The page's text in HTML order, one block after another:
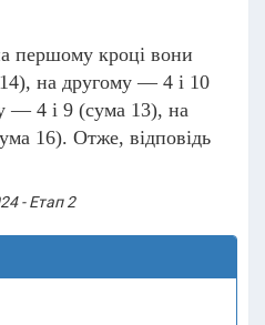
першому кроці вони
на другому — 4 і 10
— 4 і 9 (сума 13), на
16). Отже, відповідь
- Етап 2